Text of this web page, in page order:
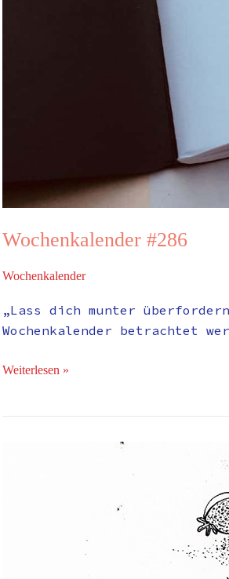
Wochenkalender #286
Wochenkalender
„Lass dich munter
Wochenkalender betrachtet
Weiterlesen »